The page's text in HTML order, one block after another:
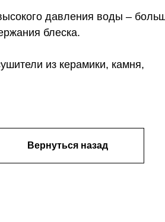
давления воды –
блеска.
из керамики, камня,
Вернуться назад